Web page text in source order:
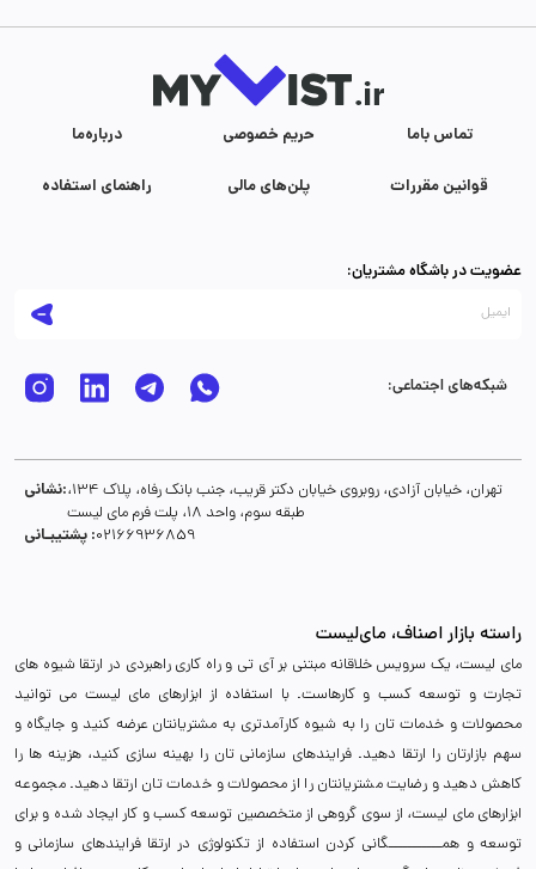
درباره‌ما حریم خصوصی تماس با‌ما
راهنمای استفاده پلن‌های مالی قوانین مقررات
عضویت در باشگاه مشتریان:
شبکه‌های اجتماعی:
نشانی:تهران، خیابان آزادی، روبروی خیابان دکتر قریب، جنب بانک رفاه، پلاک 134،
طبقه سوم، واحد 18، پلت فرم مای لیست
پشتیبـانی :02166936859
راسته بازار اصناف، مای‌لیست
مای لیست، یک سرویس خلاقانه مبتنی بر آی تی و راه کاری راهبردی در ارتقا شیوه های
تجارت و توسعه کسب و کارهاست. با استفاده از ابزارهای مای لیست می توانید
محصولات و خدمات تان را به شیوه کارآمدتری به مشتریانتان عرضه کنید و جایگاه و
سهم بازارتان را ارتقا دهید. فرایندهای سازمانی تان را بهینه سازی کنید، هزینه ها را
کاهش دهید و رضایت مشتریانتان را از محصولات و خدمات تان ارتقا دهید. مجموعه
ابزارهای مای لیست، از سوی گروهی از متخصصین توسعه کسب و کار ایجاد شده و برای
توسعه و همـــــــــــگانی کردن استفاده از تکنولوژی در ارتقا فرایندهای سازمانی و